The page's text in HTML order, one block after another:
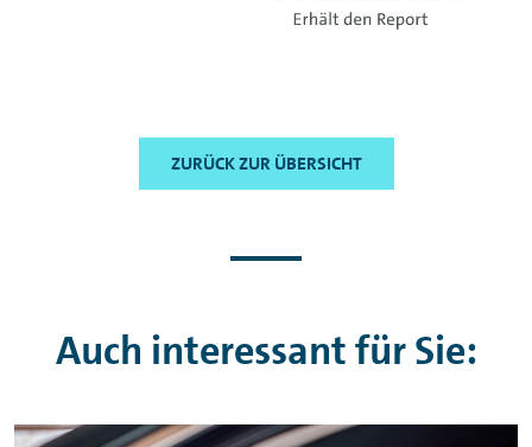
ZURÜCK ZUR ÜBERSICHT
Auch interessant für Sie: